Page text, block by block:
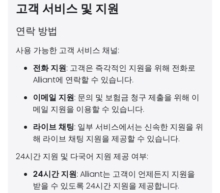
고객 서비스 및 지원
연락 방법
사용 가능한 고객 서비스 채널:
전화 지원: 고객은 즉각적인 지원을 위해 전화로
Alliant에 연락할 수 있습니다.
이메일 지원: 문의 및 보험금 청구 제출을 위해 이
메일 지원을 이용할 수 있습니다.
라이브 채팅: 일부 서비스에서는 신속한 지원을 위
해 라이브 채팅 지원을 제공할 수 있습니다.
24시간 지원 및 다국어 지원 제공 여부:
24시간 지원: Alliant는 고객이 언제든지 지원을
받을 수 있도록 24시간 지원을 제공합니다.